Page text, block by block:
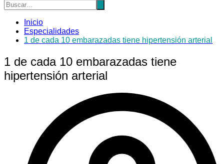
Inicio
Especialidades
1 de cada 10 embarazadas tiene hipertensión arterial
1 de cada 10 embarazadas tiene
hipertensión arterial